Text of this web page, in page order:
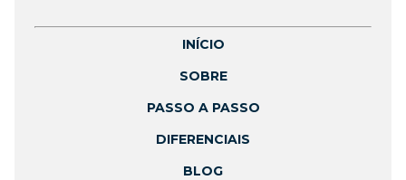
INÍCIO
SOBRE
PASSO A PASSO
DIFERENCIAIS
BLOG